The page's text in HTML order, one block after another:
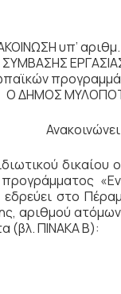
υπ’
ΣΥΜΒΑΣΗΣ
Ο ΔΗΜΟΣ
Ανακοινώνει
στο
αριθμού
(βλ. ΠΙΝΑΚΑ Β):